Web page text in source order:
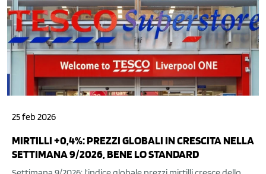
25 feb 2026
MIRTILLI +0,4%: PREZZI GLOBALI IN CRESCITA NELLA
SETTIMANA 9/2026, BENE LO STANDARD